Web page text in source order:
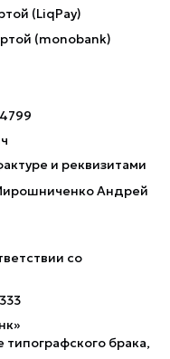
(LiqPay)
(monobank)
и реквизитами
Андрей
со
типографского брака,